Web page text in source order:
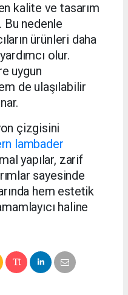
kalite ve tasarım
Bu nedenle
ürünleri daha
olur.
uygun
de ulaşılabilir
çizgisini
lambader
yapılar, zarif
sayesinde
hem estetik
haline